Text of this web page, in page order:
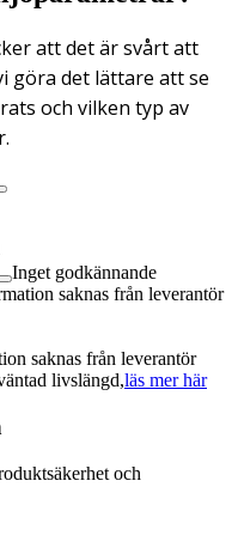
att det är svårt att
göra det lättare att se
och vilken typ av
Inget godkännande
saknas från leverantör
saknas från leverantör
livslängd,läs mer här
och